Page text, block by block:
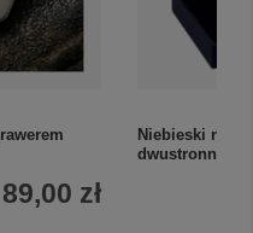
89,00 zł
Niebieski
dwustronnym